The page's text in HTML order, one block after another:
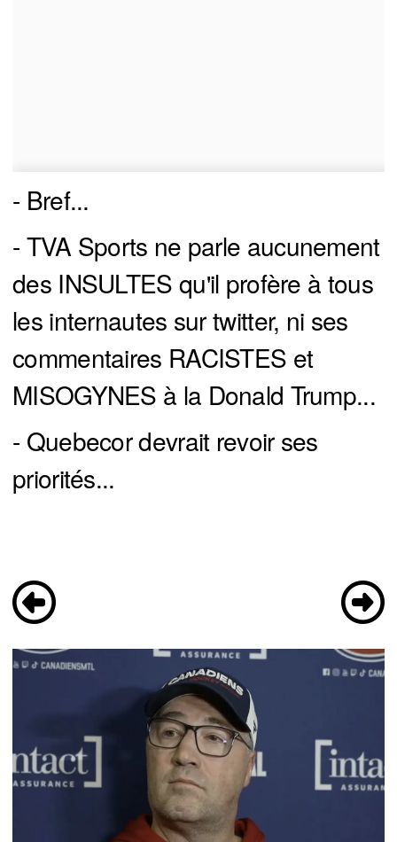
- Bref...
- TVA Sports ne parle aucunement
des INSULTES qu'il profère à tous
les internautes sur twitter, ni ses
commentaires RACISTES et
MISOGYNES à la Donald Trump...
- Quebecor devrait revoir ses
priorités...